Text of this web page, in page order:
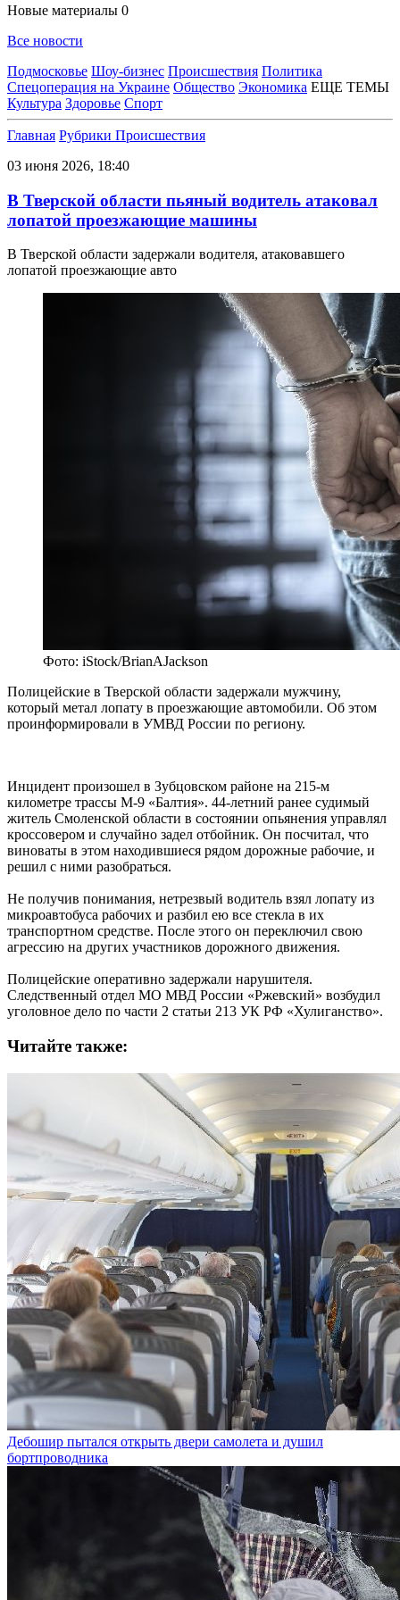
Новые материалы 0
Все новости
Подмосковье Шоу-бизнес Происшествия Политика
Спецоперация на Украине Общество Экономика ЕЩЕ ТЕМЫ
Культура Здоровье Спорт
Главная Рубрики Происшествия
03 июня 2026, 18:40
В Тверской области пьяный водитель атаковал
лопатой проезжающие машины
В Тверской области задержали водителя, атаковавшего
лопатой проезжающие авто
Фото: iStock/BrianAJackson
Полицейские в Тверской области задержали мужчину,
который метал лопату в проезжающие автомобили. Об этом
проинформировали в УМВД России по региону.
Инцидент произошел в Зубцовском районе на 215-м
километре трассы М-9 «Балтия». 44-летний ранее судимый
житель Смоленской области в состоянии опьянения управлял
кроссовером и случайно задел отбойник. Он посчитал, что
виноваты в этом находившиеся рядом дорожные рабочие, и
решил с ними разобраться.
Не получив понимания, нетрезвый водитель взял лопату из
микроавтобуса рабочих и разбил ею все стекла в их
транспортном средстве. После этого он переключил свою
агрессию на других участников дорожного движения.
Полицейские оперативно задержали нарушителя.
Следственный отдел МО МВД России «Ржевский» возбудил
уголовное дело по части 2 статьи 213 УК РФ «Хулиганство».
Читайте также:
Дебошир пытался открыть двери самолета и душил
бортпроводника